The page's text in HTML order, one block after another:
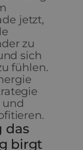
jetzt,
zu
sich
fühlen.
und
das
birgt